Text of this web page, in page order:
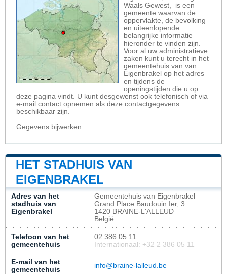
Waals Gewest, is een
gemeente waarvan de
oppervlakte, de bevolking
en uiteenlopende
belangrijke informatie
hieronder te vinden zijn.
Voor al uw administratieve
zaken kunt u terecht in het
gemeentehuis van van
Eigenbrakel op het adres
en tijdens de
openingstijden die u op
deze pagina vindt. U kunt desgewenst ook telefonisch of via
e-mail contact opnemen als deze contactgegevens
beschikbaar zijn.
Gegevens bijwerken
HET STADHUIS VAN
EIGENBRAKEL
Adres van het
stadhuis van
Eigenbrakel
Gemeentehuis van Eigenbrakel
Grand Place Baudouin Ier, 3
1420 BRAINE-L'ALLEUD
België
Telefoon van het
gemeentehuis
02 386 05 11
Internationaal: +32 2 386 05 11
E-mail van het
gemeentehuis
info@braine-lalleud.be